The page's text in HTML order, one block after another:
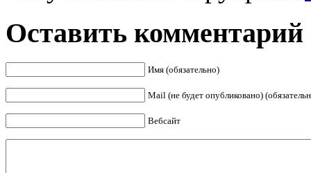
Оставить комментарий
Имя (обязательно)
Mail (не будет опубликовано)
Вебсайт